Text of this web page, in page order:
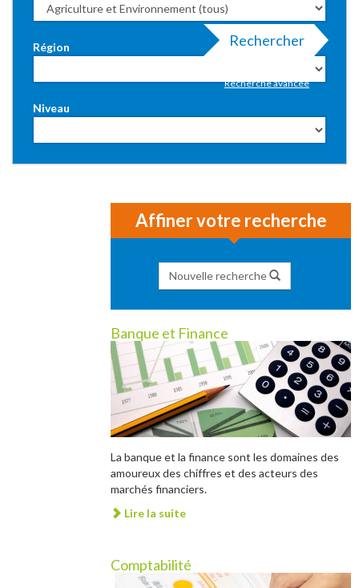
Région
Niveau
Rechercher
Recherche avancée
Affiner votre recherche
Nouvelle recherche
Banque et Finance
La banque et la finance sont les domaines des
amoureux des chiffres et des acteurs des
marchés financiers.
Lire la suite
Comptabilité